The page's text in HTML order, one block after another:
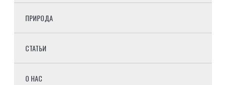
ПРИРОДА
СТАТЬИ
О НАС